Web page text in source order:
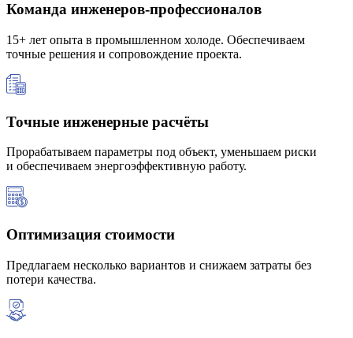
Команда инженеров-профессионалов
15+ лет опыта в промышленном холоде. Обеспечиваем
точные решения и сопровождение проекта.
Точные инженерные расчёты
Прорабатываем параметры под объект, уменьшаем риски
и обеспечиваем энергоэффективную работу.
Оптимизация стоимости
Предлагаем несколько вариантов и снижаем затраты без
потери качества.